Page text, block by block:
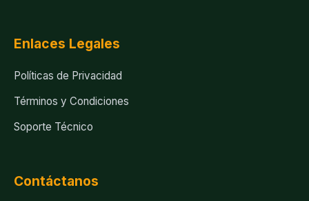
Enlaces Legales
Políticas de Privacidad
Términos y Condiciones
Soporte Técnico
Contáctanos